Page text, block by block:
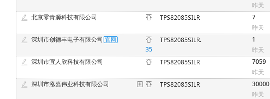
昨天
北京零青源科技有限公司 TPS82085SILR
7
昨天
深圳市创德丰电子有限公司
35
TPS82085SILR.
1
昨天
深圳市宜人欣科技有限公司 TPS82085SILR
7059
昨天
深圳市泓嘉伟业科技有限公司 TPS82085SILR
30000
昨天